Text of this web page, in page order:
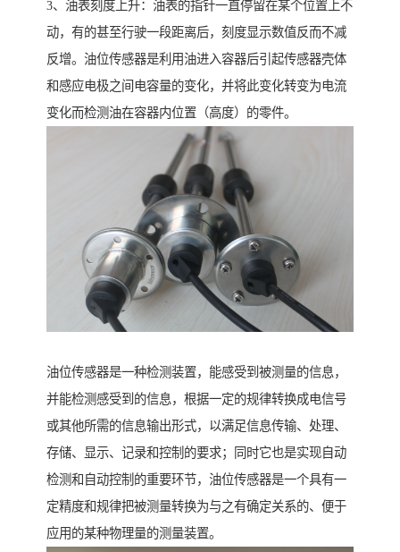
3、油表刻度上升：油表的指针一直停留在某个位置上不
动，有的甚至行驶一段距离后，刻度显示数值反而不减
反增。油位传感器是利用油进入容器后引起传感器壳体
和感应电极之间电容量的变化，并将此变化转变为电流
变化而检测油在容器内位置（高度）的零件。
油位传感器是一种检测装置，能感受到被测量的信息，
并能检测感受到的信息，根据一定的规律转换成电信号
或其他所需的信息输出形式，以满足信息传输、处理、
存储、显示、记录和控制的要求；同时它也是实现自动
检测和自动控制的重要环节，油位传感器是一个具有一
定精度和规律把被测量转换为与之有确定关系的、便于
应用的某种物理量的测量装置。